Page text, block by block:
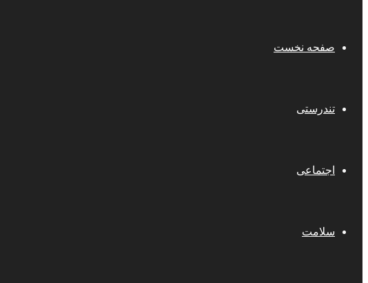
صفحه نخست
تندرستی
اجتماعی
سلامت